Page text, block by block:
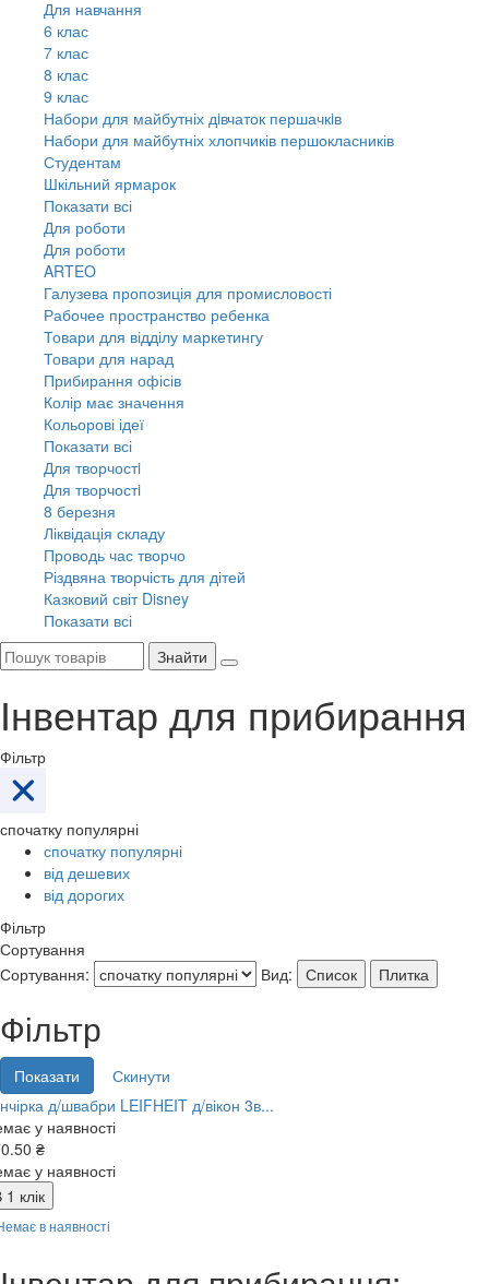
Для навчання
6 клас
7 клас
8 клас
9 клас
Набори для майбутніх дiвчаток першачкiв
Набори для майбутніх хлопчиків першокласників
Студентам
Шкільний ярмарок
Показати всі
Для роботи
Для роботи
ARTEO
Галузева пропозиція для промисловості
Рабочее пространство ребенка
Товари для відділу маркетингу
Товари для нарад
Прибирання офісів
Колір має значення
Кольорові ідеї
Показати всі
Для творчостi
Для творчостi
8 березня
Ліквідація складу
Проводь час творчо
Різдвяна творчість для дітей
Казковий світ Disney
Показати всі
Знайти
Інвентар для прибирання
Фільтр
спочатку популярні
спочатку популярні
від дешевих
від дорогих
Фільтр
Сортування
Сортування:
Вид: Список Плитка
Фільтр
д/швабри LEIFHEIT д/вікон 3в...
у наявності
₴
у наявності
1 клік
в наявності